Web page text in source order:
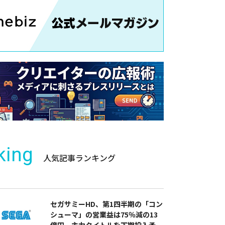
人気記事ランキング
セガサミーHD、第1四半期の「コン
シューマ」の営業益は75％減の13